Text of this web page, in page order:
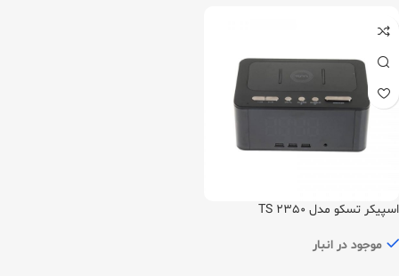
اسپیکر تسکو مدل TS 2350
موجود در انبار